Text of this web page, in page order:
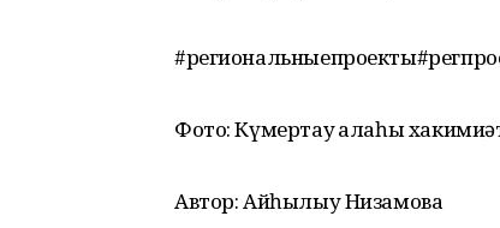
Фото: Күмертау ҡалаһы
Автор: Айһылыу Низамова